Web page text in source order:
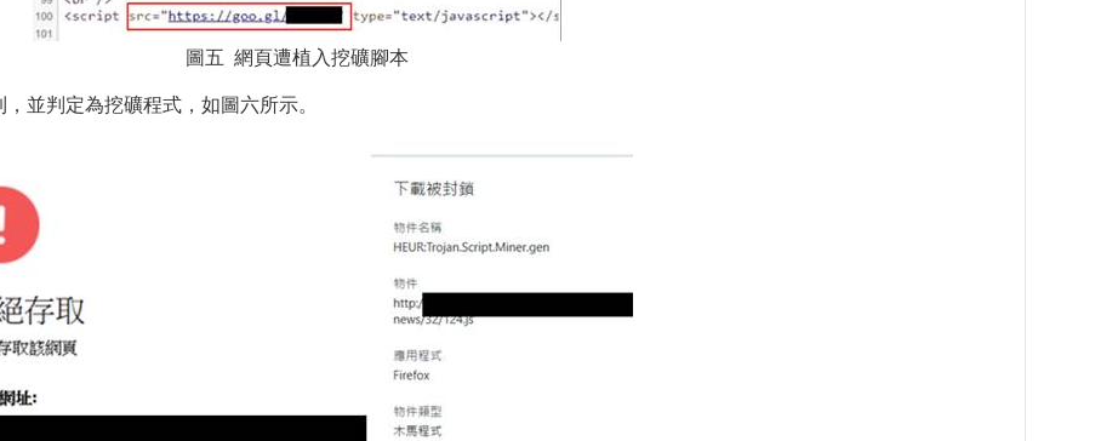
圖五 網頁遭植入挖礦腳本
並判定為挖礦程式，如圖六所示。